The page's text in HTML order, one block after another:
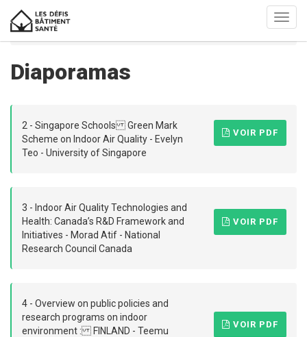
au
contenu
Editions 2011 à 2019
Diaporamas
2 - Singapore Schools Green Mark
Scheme on Indoor Air Quality - Evelyn
Teo - University of Singapore
VOIR PDF
3 - Indoor Air Quality Technologies and
Health: Canada’s R&D Framework and
Initiatives - Morad Atif - National
Research Council Canada
VOIR PDF
4 - Overview on public policies and
research programs on indoor
environment : FINLAND - Teemu
VOIR PDF